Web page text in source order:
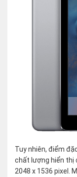
Tuy nhiên, điểm
chất lượng hiển thị
2048 x 1536 pixel.